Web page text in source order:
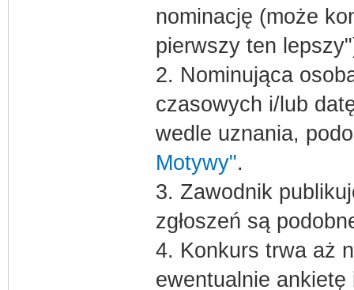
nominację (może
pierwszy ten
2. Nominująca
czasowych i/lub
wedle uznania,
Motywy".
3. Zawodnik
zgłoszeń są
4. Konkurs trwa aż
ewentualnie